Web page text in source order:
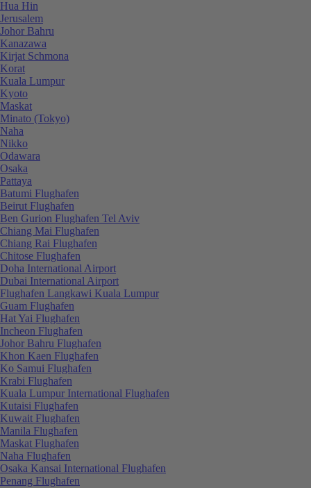
Hua Hin
Jerusalem
Johor Bahru
Kanazawa
Kirjat Schmona
Korat
Kuala Lumpur
Kyoto
Maskat
Minato (Tokyo)
Naha
Nikko
Odawara
Osaka
Pattaya
Batumi Flughafen
Beirut Flughafen
Ben Gurion Flughafen Tel Aviv
Chiang Mai Flughafen
Chiang Rai Flughafen
Chitose Flughafen
Doha International Airport
Dubai International Airport
Flughafen Langkawi Kuala Lumpur
Guam Flughafen
Hat Yai Flughafen
Incheon Flughafen
Johor Bahru Flughafen
Khon Kaen Flughafen
Ko Samui Flughafen
Krabi Flughafen
Kuala Lumpur International Flughafen
Kutaisi Flughafen
Kuwait Flughafen
Manila Flughafen
Maskat Flughafen
Naha Flughafen
Osaka Kansai International Flughafen
Penang Flughafen